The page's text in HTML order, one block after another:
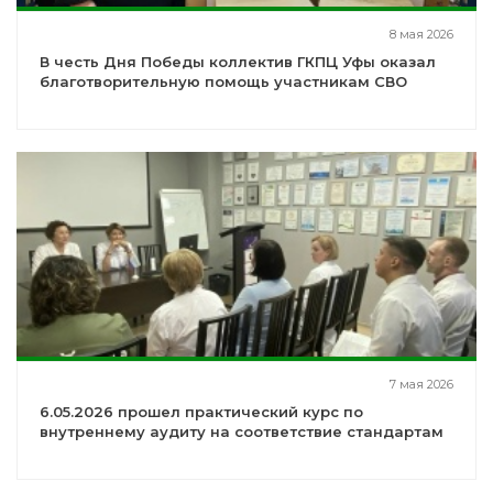
8 мая 2026
В честь Дня Победы коллектив ГКПЦ Уфы оказал
благотворительную помощь участникам СВО
7 мая 2026
6.05.2026 прошел практический курс по
внутреннему аудиту на соответствие стандартам